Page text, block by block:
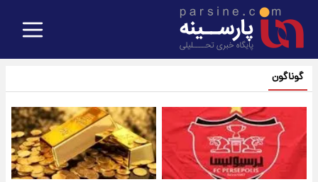
گوناگون